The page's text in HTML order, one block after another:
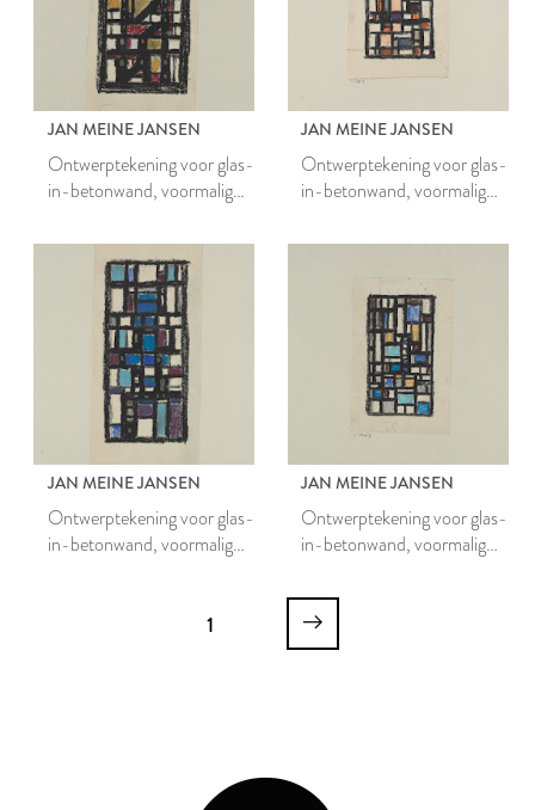
JAN MEINE JANSEN
Ontwerptekening voor glas-
in-betonwand, voormalig
JAN MEINE JANSEN
Ontwerptekening voor glas-
in-betonwand, voormalig
JAN MEINE JANSEN
Ontwerptekening voor glas-
in-betonwand, voormalig
JAN MEINE JANSEN
Ontwerptekening voor glas-
in-betonwand, voormalig
1